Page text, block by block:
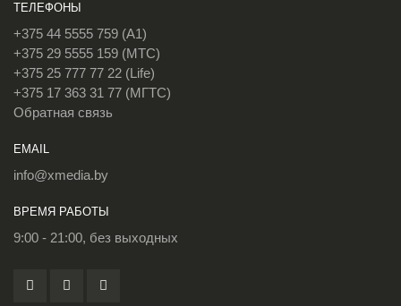
ТЕЛЕФОНЫ
+375 44 5555 759 (A1)
+375 29 5555 159 (МТС)
+375 25 777 77 22 (Life)
+375 17 363 31 77 (МГТС)
Обратная связь
EMAIL
info@xmedia.by
ВРЕМЯ РАБОТЫ
9:00 - 21:00, без выходных